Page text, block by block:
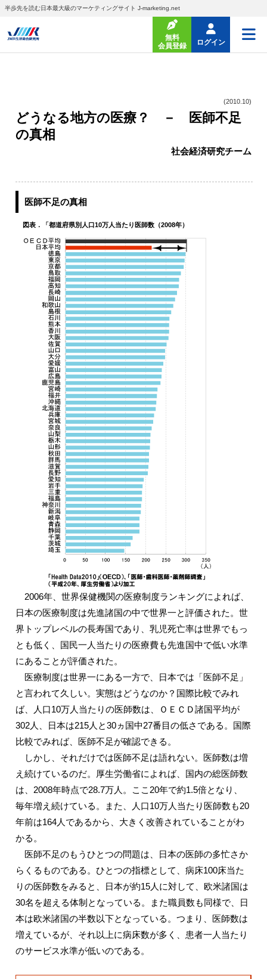
半歩先を読む日本最大級のマーケティングサイト J-marketing.net
無料
会員登録
ログイン
(2010.10)
どうなる地方の医療？ － 医師不足
の真相
社会経済研究チーム
医師不足の真相
図表．「都道府県別人口10万人当たり医師数（2008年）
2006年、世界保健機関の医療制度ランキングによれば、
日本の医療制度は先進諸国の中で世界一と評価された。世
界トップレベルの長寿国であり、乳児死亡率は世界でもっ
とも低く、国民一人当たりの医療費も先進国中で低い水準
にあることが評価された。
医療制度は世界一にある一方で、日本では「医師不足」
と言われて久しい。実態はどうなのか？国際比較でみれ
ば、人口10万人当たりの医師数は、ＯＥＣＤ諸国平均が
302人、日本は215人と30ヵ国中27番目の低さである。国際
比較でみれば、医師不足が確認できる。
しかし、それだけでは医師不足は語れない。医師数は増
え続けているのだ。厚生労働省によれば、国内の総医師数
は、2008年時点で28.7万人。ここ20年で約1.5倍となり、
毎年増え続けている。また、人口10万人当たり医師数も20
年前は164人であるから、大きく改善されていることがわ
かる。
医師不足のもうひとつの問題は、日本の医師の多忙さか
らくるものである。ひとつの指標として、病床100床当た
りの医師数をみると、日本が約15人に対して、欧米諸国は
30名を超える体制となっている。また職員数も同様で、日
本は欧米諸国の半数以下となっている。つまり、医師数は
増えているが、それ以上に病床数が多く、患者一人当たり
のサービス水準が低いのである。